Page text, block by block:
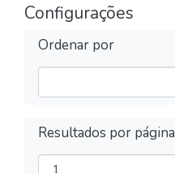
Configurações
Ordenar por
Resultados por página